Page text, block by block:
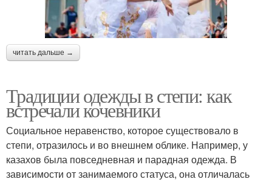
читать дальше →
Традиции одежды в степи: как
встречали кочевники
Социальное неравенство, которое существовало в
степи, отразилось и во внешнем облике. Например, у
казахов была повседневная и парадная одежда. В
зависимости от занимаемого статуса, она отличалась